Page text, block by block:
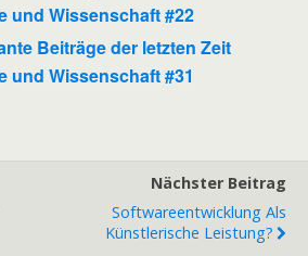
und Wissenschaft #22
Beiträge der letzten Zeit
und Wissenschaft #31
Nächster Beitrag
Softwareentwicklung Als
Künstlerische Leistung?